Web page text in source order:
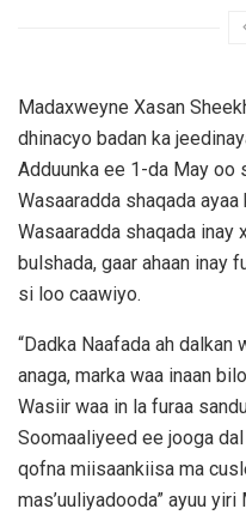
Madaxweyne Xasan
dhinacyo badan ka
Adduunka ee 1-da May oo
Wasaaradda shaqada ayaa
Wasaaradda shaqada inay
bulshada, gaar ahaan inay
si loo caawiyo.
“Dadka Naafada ah dalkan
anaga, marka waa inaan
Wasiir waa in la furaa
Soomaaliyeed ee jooga
qofna miisaankiisa ma
mas’uuliyadooda” ayuu yiri